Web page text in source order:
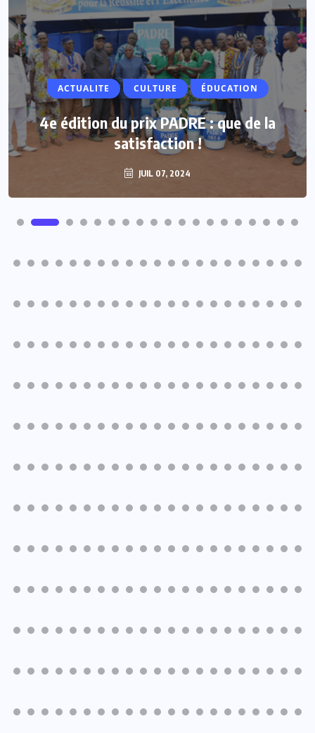
ACTUALITE CULTURE ÉDUCATION
4e édition du prix PADRE : que de la
satisfaction !
JUIL 07, 2024